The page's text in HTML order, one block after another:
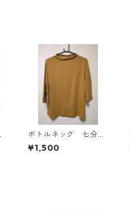
ボトルネック 七分袖
カットソー ４Ｌ マ
スタード KAE-4816
¥1,500